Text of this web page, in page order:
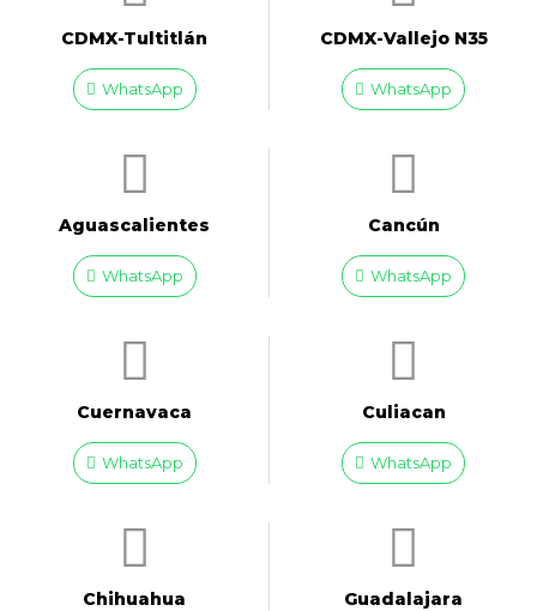
CDMX-Tultitlán
WhatsApp
CDMX-Vallejo N35
WhatsApp
Aguascalientes
WhatsApp
Cancún
WhatsApp
Cuernavaca
WhatsApp
Culiacan
WhatsApp
Chihuahua Guadalajara